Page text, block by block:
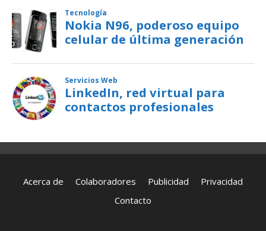
Acerca de Colaboradores Publicidad
Privacidad
Contacto